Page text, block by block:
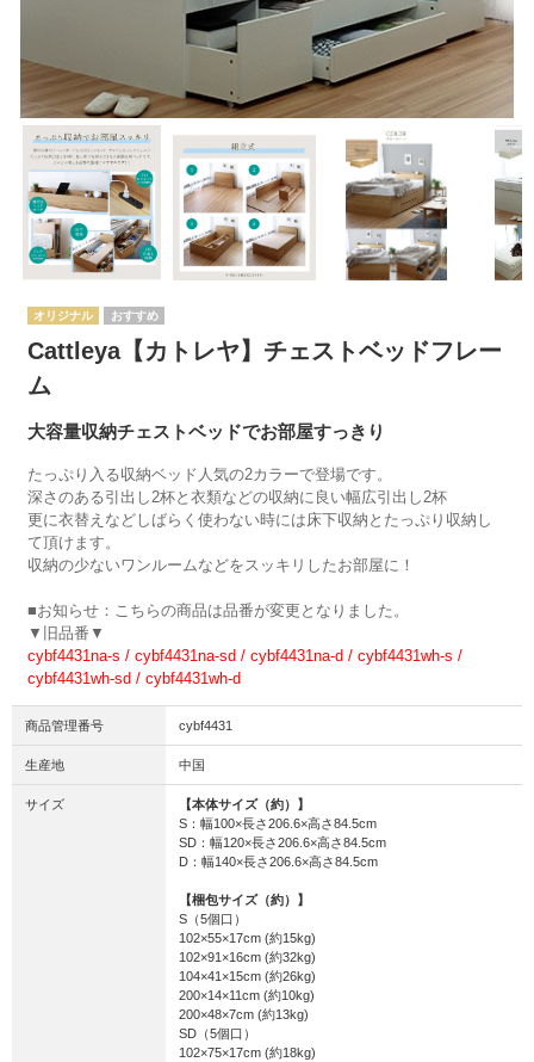
オリジナル
Cattleya【カトレヤ】チェストベッドフレー
ム
大容量収納チェストベッドでお部屋すっきり
たっぷり入る収納ベッド人気の2カラーで登場です。
深さのある引出し2杯と衣類などの収納に良い幅広引出し2杯
更に衣替えなどしばらく使わない時には床下収納とたっぷり収納し
て頂けます。
収納の少ないワンルームなどをスッキリしたお部屋に！
■お知らせ：こちらの商品は品番が変更となりました。
▼旧品番▼
cybf4431na-s / cybf4431na-sd / cybf4431na-d / cybf4431wh-s /
cybf4431wh-sd / cybf4431wh-d
商品管理番号 cybf4431
生産地 中国
サイズ
【本体サイズ（約）】
S：幅100×長さ206.6×高さ84.5cm
SD：幅120×長さ206.6×高さ84.5cm
D：幅140×長さ206.6×高さ84.5cm
【梱包サイズ（約）】
S（5個口）
102×55×17cm (約15kg)
102×91×16cm (約32kg)
104×41×15cm (約26kg)
200×14×11cm (約10kg)
200×48×7cm (約13kg)
SD（5個口）
102×75×17cm (約18kg)